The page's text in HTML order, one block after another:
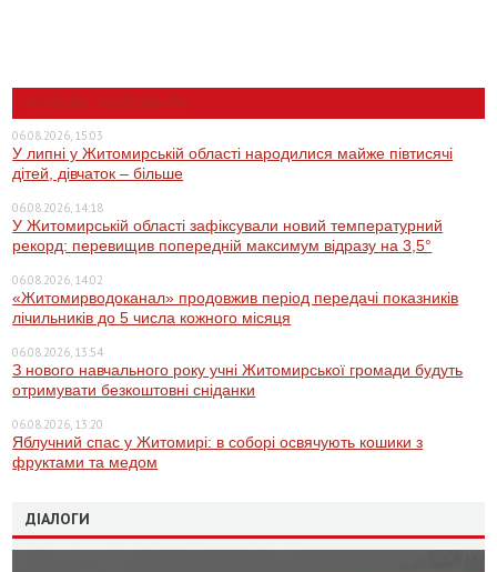
НОВИНИ ЖИТОМИРА
06.08.2026, 15:03
У липні у Житомирській області народилися майже півтисячі
дітей, дівчаток – більше
06.08.2026, 14:18
У Житомирській області зафіксували новий температурний
рекорд: перевищив попередній максимум відразу на 3,5°
06.08.2026, 14:02
«Житомирводоканал» продовжив період передачі показників
лічильників до 5 числа кожного місяця
06.08.2026, 13:54
З нового навчального року учні Житомирської громади будуть
отримувати безкоштовні сніданки
06.08.2026, 13:20
Яблучний спас у Житомирі: в соборі освячують кошики з
фруктами та медом
ДІАЛОГИ